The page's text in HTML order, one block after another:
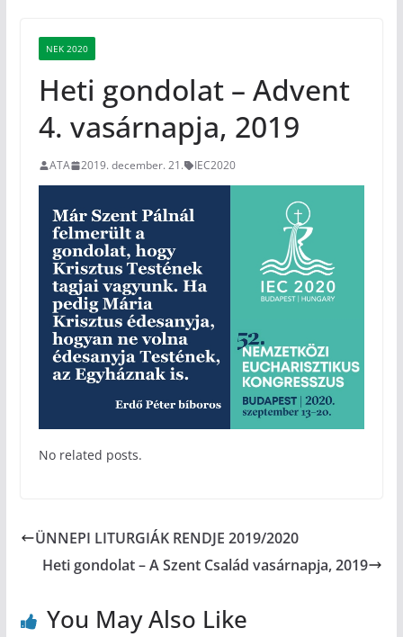
NEK 2020
Heti gondolat – Advent
4. vasárnapja, 2019
ATA 2019. december. 21. IEC2020
No related posts.
ÜNNEPI LITURGIÁK RENDJE 2019/2020
Heti gondolat – A Szent Család vasárnapja, 2019
You May Also Like